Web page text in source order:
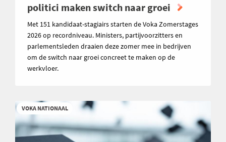
politici maken switch naar groei
Met 151 kandidaat-stagiairs starten de Voka Zomerstages
2026 op recordniveau. Ministers, partijvoorzitters en
parlementsleden draaien deze zomer mee in bedrijven
om de switch naar groei concreet te maken op de
werkvloer.
VOKA NATIONAAL